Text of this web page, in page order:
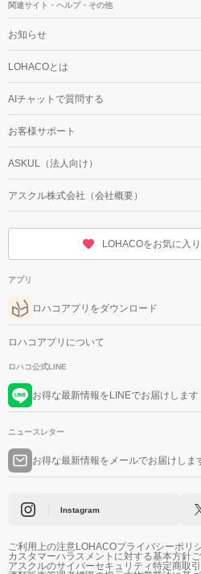
関連サイト・ヘルプ・その他
お知らせ
LOHACOとは
AIチャットで質問する
お客様サポート
ASKUL（法人向け）
アスクル株式会社（会社概要）
LOHACOをお気に入
アプリ
ロハコアプリをダウンロード
ロハコアプリについて
ロハコ公式LINE
お得な最新情報をLINEでお届けします
ニュースレター
お得な最新情報をメールでお届けしま
Instagram
ご利用上の注意LOHACOプライバシーポリ
カスタマーハラスメントに対する基本方針
アスクルのサイバーセキュリティ特定商取